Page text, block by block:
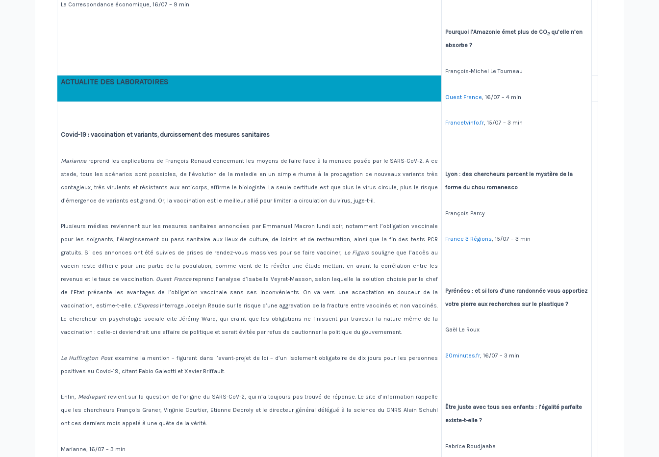
La Correspondance économique, 16/07 – 9 min
Pourquoi l’Amazonie émet plus de CO2qu’elle n’en
absorbe ?
François-Michel Le Tourneau
Ouest France , 16/07 – 4 min
Francetvinfo.fr, 15/07 – 3 min
Lyon : des chercheurs percent le mystère de la
forme du chou romanesco
François Parcy
France 3 Régions, 15/07 – 3 min
Pyrénées : et si lors d’une randonnée vous apportiez
votre pierre aux recherches sur le plastique ?
Gaël Le Roux
20minutes.fr, 16/07 – 3 min
Être juste avec tous ses enfants : l’égalité parfaite
existe-t-elle ?
Fabrice Boudjaaba
ACTUALITE DES LABORATOIRES
Covid-19 : vaccination et variants, durcissement des mesures sanitaires
Mariannereprend les explications de François Renaud concernant les moyens de faire face à la menace posée par le SARS-CoV-2. A ce
stade, tous les scénarios sont possibles, de l’évolution de la maladie en un simple rhume à la propagation de nouveaux variants très
contagieux, très virulents et résistants aux anticorps, affirme le biologiste. La seule certitude est que plus le virus circule, plus le risque
d’émergence de variants est grand. Or, la vaccination est le meilleur allié pour limiter la circulation du virus, juge-t-il.
Plusieurs médias reviennent sur les mesures sanitaires annoncées par Emmanuel Macron lundi soir, notamment l’obligation vaccinale
pour les soignants, l’élargissement du pass sanitaire aux lieux de culture, de loisirs et de restauration, ainsi que la fin des tests PCR
gratuits. Si ces annonces ont été suivies de prises de rendez-vous massives pour se faire vacciner, Le Figarosouligne que l’accès au
vaccin reste difficile pour une partie de la population, comme vient de le révéler une étude mettant en avant la corrélation entre les
revenus et le taux de vaccination. Ouest Francereprend l’analyse d’Isabelle Veyrat-Masson, selon laquelle la solution choisie par le chef
de l’Etat présente les avantages de l’obligation vaccinale sans ses inconvénients. On va vers une acceptation en douceur de la
vaccination, estime-t-elle. L’Expressinterroge Jocelyn Raude sur le risque d’une aggravation de la fracture entre vaccinés et non vaccinés.
Le chercheur en psychologie sociale cite Jérémy Ward, qui craint que les obligations ne finissent par travestir la nature même de la
vaccination : celle-ci deviendrait une affaire de politique et serait évitée par refus de cautionner la politique du gouvernement.
Le Huffington Postexamine la mention – figurant dans l’avant-projet de loi – d’un isolement obligatoire de dix jours pour les personnes
positives au Covid-19, citant Fabio Galeotti et Xavier Briffault.
Enfin, Mediapartrevient sur la question de l’origine du SARS-CoV-2, qui n’a toujours pas trouvé de réponse. Le site d’information rappelle
que les chercheurs François Graner, Virginie Courtier, Etienne Decroly et le directeur général délégué à la science du CNRS Alain Schuhl
ont ces derniers mois appelé à une quête de la vérité.
Marianne, 16/07 – 3 min